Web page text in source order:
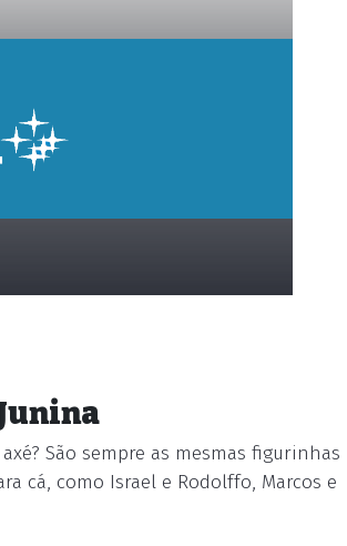
São sempre as mesmas figurinhas
cá, como Israel e Rodolffo, Marcos e